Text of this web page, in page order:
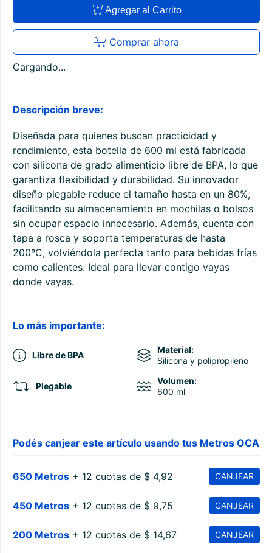
Agregar al Carrito
Comprar ahora
Cargando...
Descripción breve:
Diseñada para quienes buscan practicidad y
rendimiento, esta botella de 600 ml está fabricada
con silicona de grado alimenticio libre de BPA, lo que
garantiza flexibilidad y durabilidad. Su innovador
diseño plegable reduce el tamaño hasta en un 80%,
facilitando su almacenamiento en mochilas o bolsos
sin ocupar espacio innecesario. Además, cuenta con
tapa a rosca y soporta temperaturas de hasta
200ºC, volviéndola perfecta tanto para bebidas frías
como calientes. Ideal para llevar contigo vayas
donde vayas.
Lo más importante:
Libre de BPA
Material:
Silicona y polipropileno
Plegable
Volumen:
600 ml
Podés canjear este artículo usando tus Metros OCA
650 Metros + 12 cuotas de $ 4,92 CANJEAR
450 Metros + 12 cuotas de $ 9,75 CANJEAR
200 Metros + 12 cuotas de $ 14,67 CANJEAR